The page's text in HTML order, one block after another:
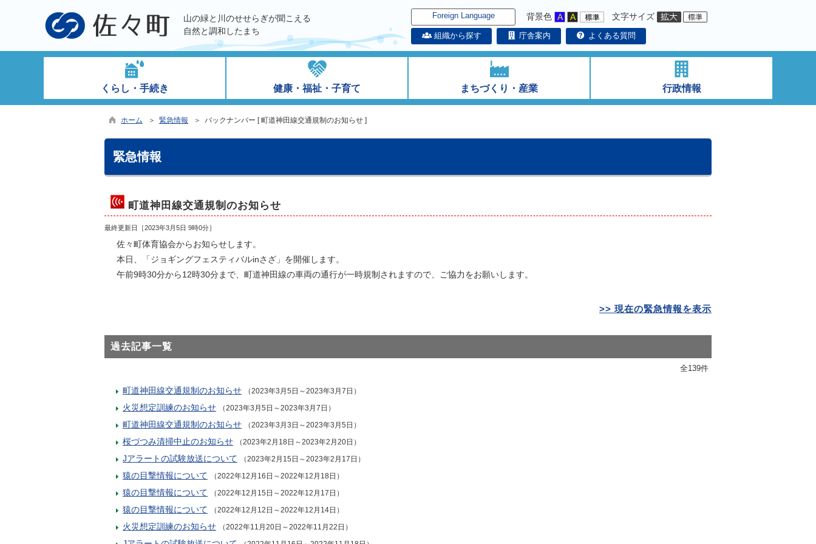
山の緑と川のせせらぎが聞こえる
自然と調和したまち
Foreign Language 背景色 文字サイズ
組織から探す 庁舎案内 よくある質問
くらし・手続き 健康・福祉・子育て まちづくり・産業 行政情報
ホーム ＞ 緊急情報 ＞ バックナンバー [ 町道神田線交通規制のお知らせ ]
緊急情報
町道神田線交通規制のお知らせ
最終更新日［2023年3月5日 9時0分］
佐々町体育協会からお知らせします。
本日、「ジョギングフェスティバルinさざ」を開催します。
午前9時30分から12時30分まで、町道神田線の車両の通行が一時規制されますので、ご協力をお願いします。
>> 現在の緊急情報を表示
過去記事一覧
全139件
町道神田線交通規制のお知らせ （2023年3月5日～2023年3月7日）
火災想定訓練のお知らせ （2023年3月5日～2023年3月7日）
町道神田線交通規制のお知らせ （2023年3月3日～2023年3月5日）
桜づつみ清掃中止のお知らせ （2023年2月18日～2023年2月20日）
Jアラートの試験放送について （2023年2月15日～2023年2月17日）
猿の目撃情報について （2022年12月16日～2022年12月18日）
猿の目撃情報について （2022年12月15日～2022年12月17日）
猿の目撃情報について （2022年12月12日～2022年12月14日）
火災想定訓練のお知らせ （2022年11月20日～2022年11月22日）